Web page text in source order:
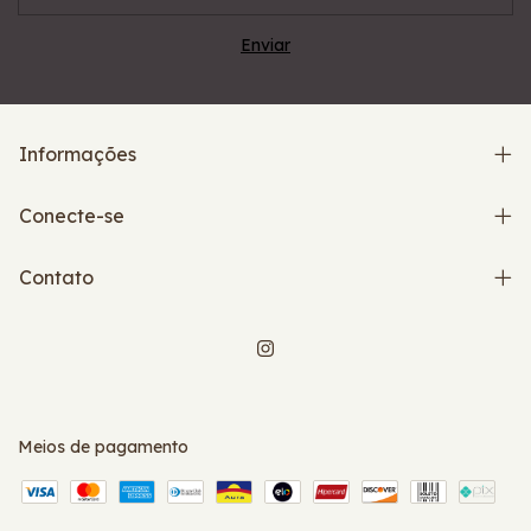
Informações
Conecte-se
Contato
Meios de pagamento